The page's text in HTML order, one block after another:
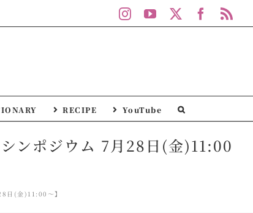
InstagramYouTube
RECIPE YouTube
ンポジウム 7月28日(金)11:00
日(金)11:00～】